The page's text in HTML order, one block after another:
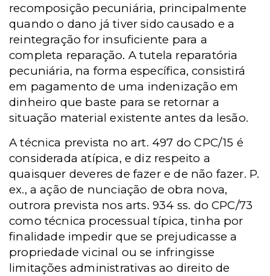
recomposição pecuniária, principalmente
quando o dano já tiver sido causado e a
reintegração for insuficiente para a
completa reparação. A tutela reparatória
pecuniária, na forma específica, consistirá
em pagamento de uma indenização em
dinheiro que baste para se retornar a
situação material existente antes da lesão.
A técnica prevista no art. 497 do CPC/15 é
considerada atípica, e diz respeito a
quaisquer deveres de fazer e de não fazer. P.
ex., a ação de nunciação de obra nova,
outrora prevista nos arts. 934 ss. do CPC/73
como técnica processual típica, tinha por
finalidade impedir que se prejudicasse a
propriedade vicinal ou se infringisse
limitações administrativas ao direito de